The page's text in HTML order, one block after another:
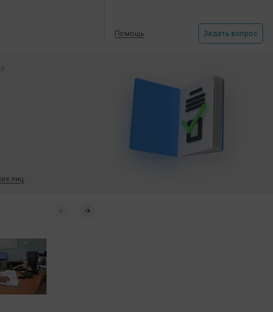
Помощь Задать вопрос
лиц